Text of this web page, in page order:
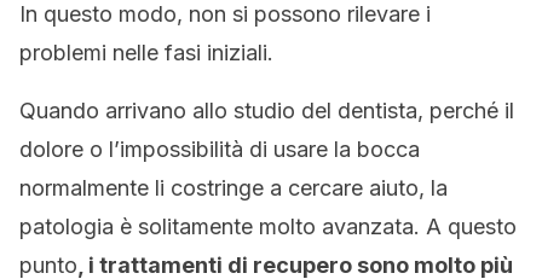
In questo modo, non si possono rilevare i
problemi nelle fasi iniziali.
Quando arrivano allo studio del dentista, perché il
dolore o l’impossibilità di usare la bocca
normalmente li costringe a cercare aiuto, la
patologia è solitamente molto avanzata. A questo
punto , i trattamenti di recupero sono molto più